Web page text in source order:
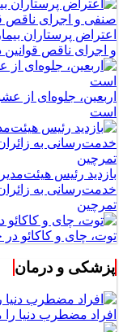
اعتراض پرستاران
و اجرای ناقص قوانین
اربعین، جلوه‌ای از
است
بازدید رئیس
خدمت‌رسانی به
تمرچین
توت، چای و کاکائو
پزشکی و درمان
افراد مضطرب دنیا را